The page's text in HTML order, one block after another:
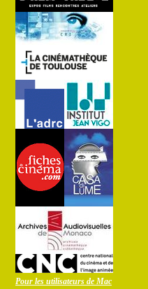
Pour les utilisateurs de Mac